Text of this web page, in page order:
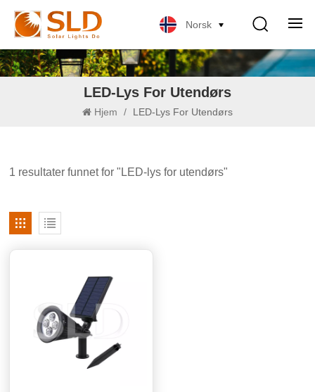
Norsk
LED-Lys For Utendørs
Hjem / LED-Lys For Utendørs
1 resultater funnet for "LED-lys for utendørs"